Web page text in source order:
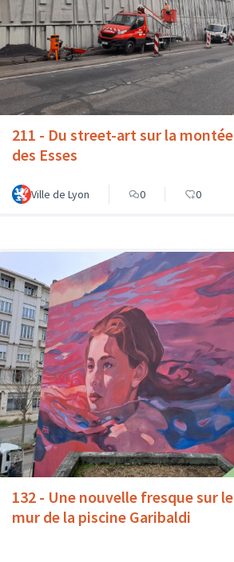
211 - Du street-art sur la montée
des Esses
Ville de Lyon 0 0
132 - Une nouvelle fresque sur le
mur de la piscine Garibaldi